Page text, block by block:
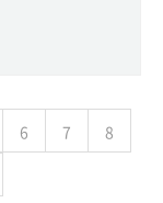
6 7
8